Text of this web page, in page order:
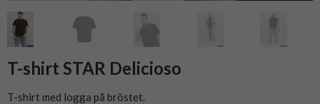
T-shirt STAR Delicioso
T-shirt med logga på bröstet.